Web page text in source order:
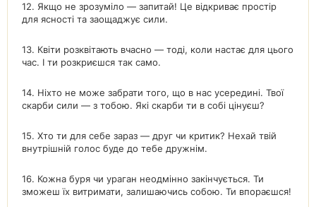
12. Якщо не зрозуміло — запитай! Це відкриває простір
для ясності та заощаджує сили.
13. Квіти розквітають вчасно — тоді, коли настає для цього
час. І ти розкриєшся так само.
14. Ніхто не може забрати того, що в нас усередині. Твої
скарби сили — з тобою. Які скарби ти в собі цінуєш?
15. Хто ти для себе зараз — друг чи критик? Нехай твій
внутрішній голос буде до тебе дружнім.
16. Кожна буря чи ураган неодмінно закінчується. Ти
зможеш їх витримати, залишаючись собою. Ти впораєшся!